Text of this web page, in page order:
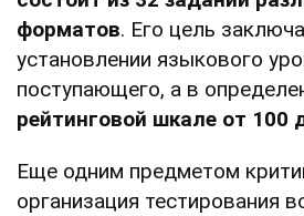
форматов. Его цель
установлении языкового
поступающего, а в
рейтинговой шкале от 100
Еще одним предметом
организация тестирования